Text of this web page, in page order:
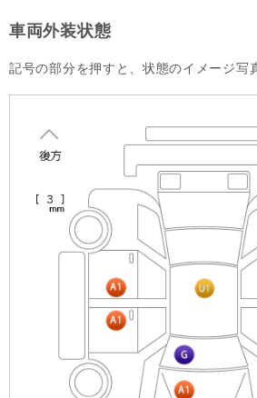
車両外装状態
記号の部分を押すと、状態のイメージ写